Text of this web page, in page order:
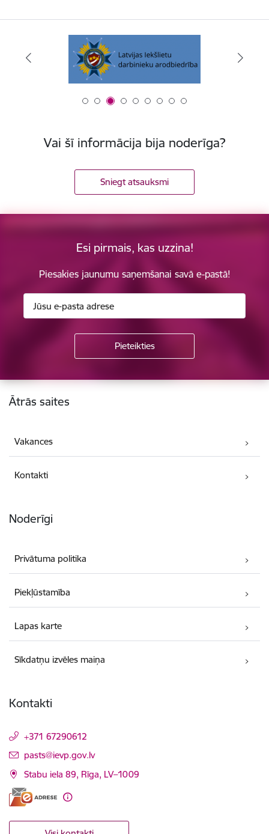
Vai šī informācija bija noderīga?
Sniegt atsauksmi
Esi pirmais, kas uzzina!
Piesakies jaunumu saņemšanai savā e-pastā!
Kājene
Ātrās saites
Vakances
Kontakti
Noderīgi
Privātuma politika
Piekļūstamība
Lapas karte
Sīkdatņu izvēles maiņa
Kontakti
+371 67290612
E-pasts:
pasts@ievp.gov.lv
Stabu iela 89, Rīga, LV–1009